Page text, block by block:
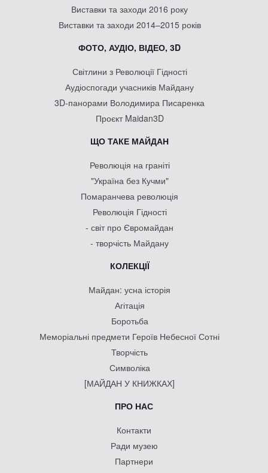
Виставки та заходи 2016 року
Виставки та заходи 2014–2015 років
ФОТО, АУДІО, ВІДЕО, 3D
Світлини з Революції Гідності
Аудіоспогади учасників Майдану
3D-панорами Володимира Писаренка
Проєкт Maidan3D
ЩО ТАКЕ МАЙДАН
Революція на граніті
"Україна без Кучми"
Помаранчева революція
Революція Гідності
- світ про Євромайдан
- творчість Майдану
КОЛЕКЦІЇ
Майдан: усна історія
Агітація
Боротьба
Меморіальні предмети Героїв Небесної Сотні
Творчість
Символіка
[МАЙДАН У КНИЖКАХ]
ПРО НАС
Контакти
Ради музею
Партнери